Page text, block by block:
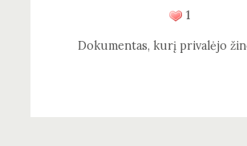
1
Dokumentas, kurį privalėjo